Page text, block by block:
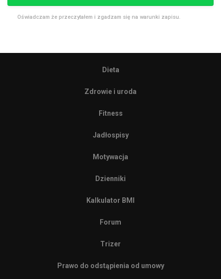
Oświadczam że przeczytałem i zgadzam się na warunki zapisu.
Dieta
Zdrowie i uroda
Fitness
Jadłospisy
Motywacja
Dzienniki
Kalkulator BMI
Forum
Trizer
Prawo do odstąpienia od umowy